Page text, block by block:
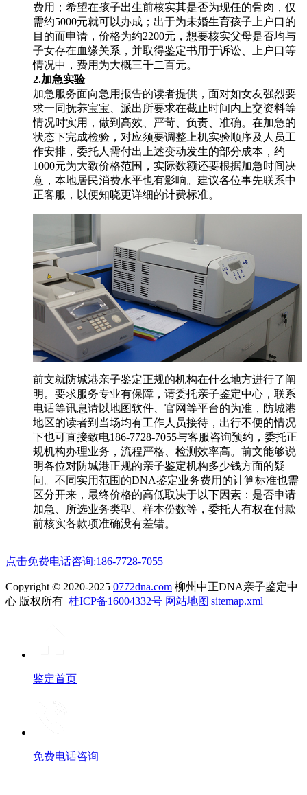
费用；希望在孩子出生前核实其是否为现任的骨肉，仅
需约5000元就可以办成；出于为未婚生育孩子上户口的
目的而申请，价格为约2200元，想要核实父母是否均与
子女存在血缘关系，并取得鉴定书用于诉讼、上户口等
情况中，费用为大概三千二百元。
2.加急实验
加急服务面向急用报告的读者提供，面对如女友强烈要
求一同抚养宝宝、派出所要求在截止时间内上交资料等
情况时实用，做到高效、严苛、负责、准确。在加急的
状态下完成检验，对应须要调整上机实验顺序及人员工
作安排，委托人需付出上述变动发生的部分成本，约
1000元为大致价格范围，实际数额还要根据加急时间决
意，本地居民消费水平也有影响。建议各位事先联系中
正客服，以便知晓更详细的计费标准。
前文就防城港亲子鉴定正规的机构在什么地方进行了阐
明。要求服务专业有保障，请委托亲子鉴定中心，联系
电话等讯息请以地图软件、官网等平台的为准，防城港
地区的读者到当场均有工作人员接待，出行不便的情况
下也可直接致电186-7728-7055与客服咨询预约，委托正
规机构办理业务，流程严格、检测效率高。前文能够说
明各位对防城港正规的亲子鉴定机构多少钱方面的疑
问。不同实用范围的DNA鉴定业务费用的计算标准也需
区分开来，最终价格的高低取决于以下因素：是否申请
加急、所选业务类型、样本份数等，委托人有权在付款
前核实各款项准确没有差错。
点击免费电话咨询:186-7728-7055
Copyright © 2020-2025 0772dna.com 柳州中正DNA亲子鉴定中
心 版权所有 桂ICP备16004332号 网站地图|sitemap.xml
鉴定首页
免费电话咨询